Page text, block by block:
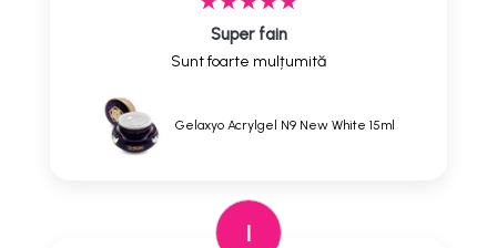
Super fain
Sunt foarte mulțumită
Gelaxyo Acrylgel N9 New White 15ml
I